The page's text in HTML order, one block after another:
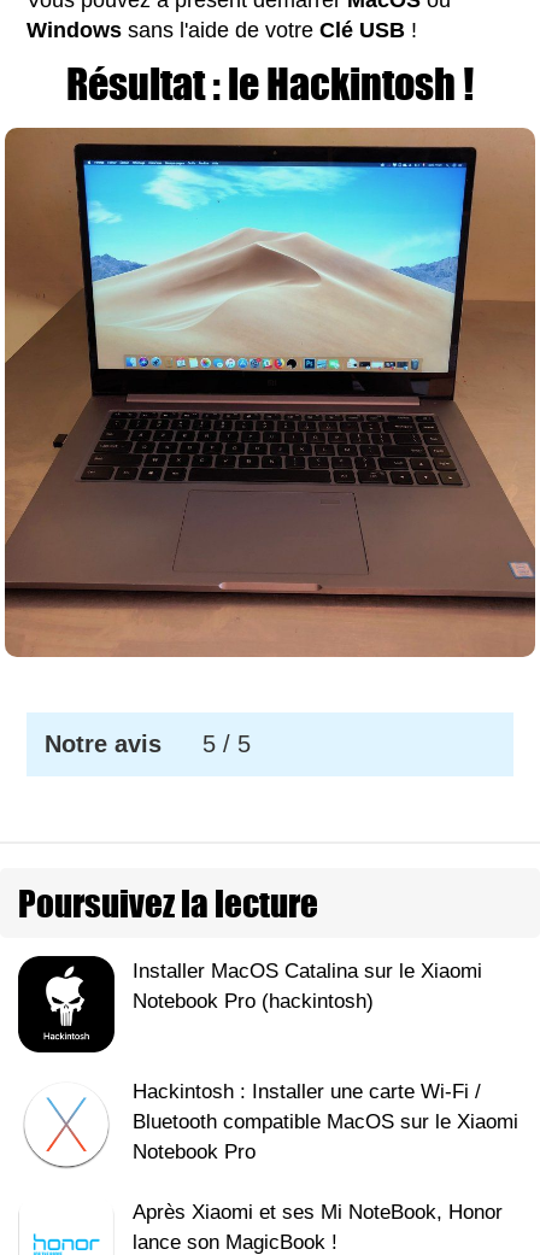
Windows sans l'aide de votreClé USB !
Résultat : le Hackintosh !
Notre avis 5 / 5
Poursuivez la lecture
Installer MacOS Catalina sur le Xiaomi
Notebook Pro (hackintosh)
Hackintosh : Installer une carte Wi-Fi /
Bluetooth compatible MacOS sur le Xiaomi
Notebook Pro
Après Xiaomi et ses Mi NoteBook, Honor
lance son MagicBook !